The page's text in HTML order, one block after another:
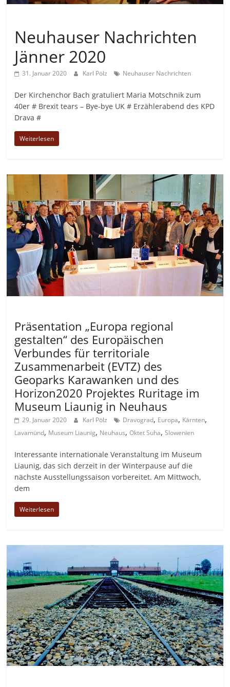
Neuhauser Nachrichten
Jänner 2020
31. Januar 2020 Karl Pölz Neuhauser Nachrichten
Der Kirchenchor Bach gratuliert Maria Motschnik zum
40er # Brexit tears – Bye-bye UK # Erzählerabend des KPD
Drava #
Weiterlesen
Präsentation „Europa regional
gestalten“ des Europäischen
Verbundes für territoriale
Zusammenarbeit (EVTZ) des
Geoparks Karawanken und des
Horizon2020 Projektes Ruritage im
Museum Liaunig in Neuhaus
29. Januar 2020 Karl Pölz Dravograd, Europa, Kärnten,
Lavamünd, Museum Liaunig, Neuhaus,Oktet Suha,Slowenien
Interessante internationale Veranstaltung im Museum
Liaunig, das sich derzeit in der Winterpause auf die
nächste Ausstellungssaison vorbereitet. Am Mittwoch,
dem
Weiterlesen